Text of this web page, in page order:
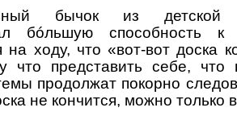
бычок из детской
бóльшую способность к
на ходу, что «вот-вот доска
что представить себе,
продолжат покорно
не кончится, можно только